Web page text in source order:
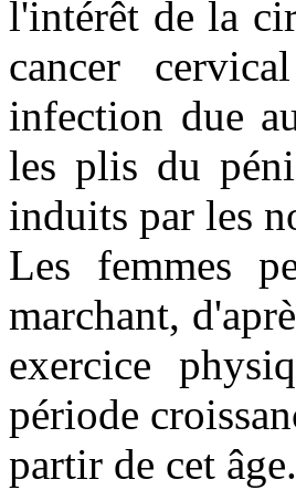
l'intérêt de la
cancer
infection due
les plis du
induits par les
Les femmes
marchant,
exercice
période
partir de cet âge.